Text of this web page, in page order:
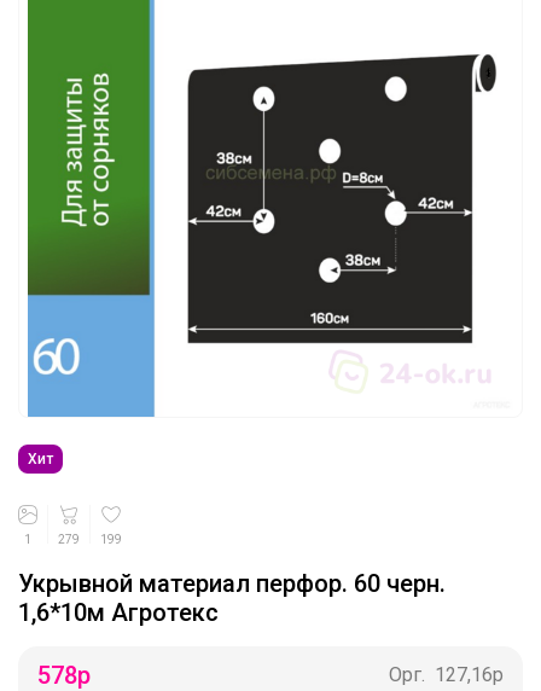
Хит
1 279 199
Укрывной материал перфор. 60 черн.
1,6*10м Агротекс
578р Орг. 127,16р